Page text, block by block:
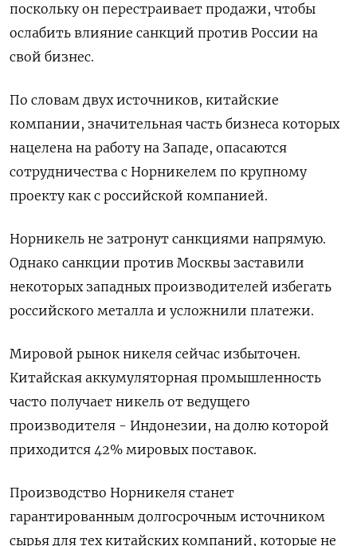
поскольку он перестраивает продажи, чтобы
ослабить влияние санкций против России на
свой бизнес.
По словам двух источников, китайские
компании, значительная часть бизнеса которых
нацелена на работу на Западе, опасаются
сотрудничества с Норникелем по крупному
проекту как с российской компанией.
Норникель не затронут санкциями напрямую.
Однако санкции против Москвы заставили
некоторых западных производителей избегать
российского металла и усложнили платежи.
Мировой рынок никеля сейчас избыточен.
Китайская аккумуляторная промышленность
часто получает никель от ведущего
производителя - Индонезии, на долю которой
приходится 42% мировых поставок.
Производство Норникеля станет
гарантированным долгосрочным источником
сырья для тех китайских компаний, которые не